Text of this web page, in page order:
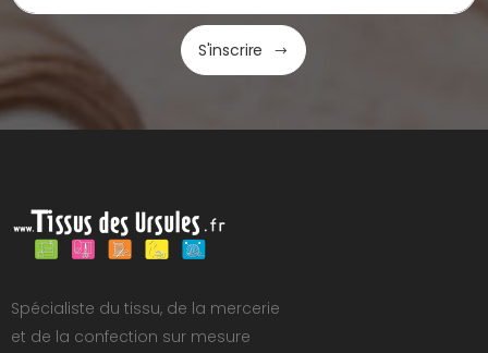
S'inscrire
Spécialiste du tissu, de la mercerie
et de la confection sur mesure